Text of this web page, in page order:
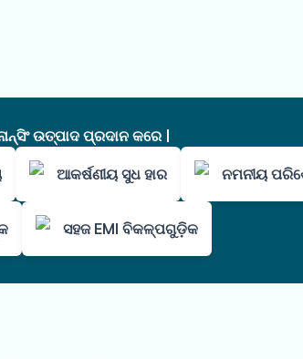
ଉତ୍ପାଦ ପ୍ରଦାନ କରେ |
ଆକର୍ଷଣୀୟ ସୁଧ ହାର ନମନୀୟ
ସହଜ EMI ବିକଳ୍ପଗୁଡ଼ିକ